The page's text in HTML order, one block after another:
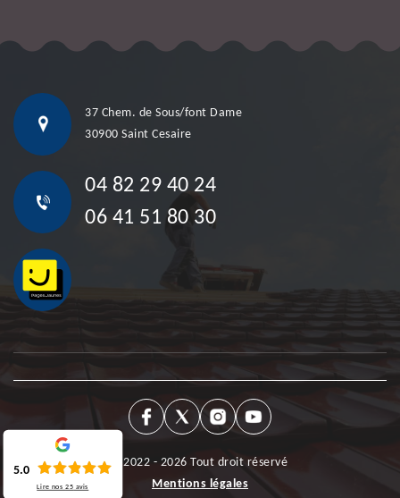
37 Chem. de Sous/font Dame
30900 Saint Cesaire
04 82 29 40 24
06 41 51 80 30
©2022 - 2026 Tout droit réservé
Mentions légales
5.0
Lire nos25 avis